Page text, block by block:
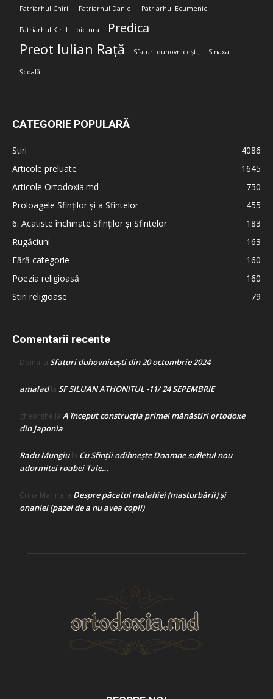
Patriarhul Chiril Patriarhul Daniel Patriarhul Ecumenic
Patriarhul Kirill pictura Predica
Preot Iulian Rață Sfaturi duhovnicești; Sinaxa
Școală
CATEGORIE POPULARĂ
Stiri
4086
Articole preluate
1645
Articole Ortodoxia.md
750
Proloagele Sfinților și a Sfintelor
455
6. Acatiste închinate Sfinților și Sfintelor
183
Rugăciuni
163
Fără categorie
160
Poezia religioasă
160
Stiri religioase
79
Comentarii recente
Doina la Sfaturi duhovnicești din 20 octombrie 2024
amaladla SF SILUAN ATHONITUL -11/ 24 SEPEMBRIE
gheorghe la A început construcţia primei mănăstiri ortodoxe
din Japonia
Radu Mungiula Cu Sfinții odihnește Doamne sufletul nou
adormitei roabei Tale…
Crina Marina la Despre păcatul malahiei (masturbării) şi
onaniei (pazei de a nu avea copii)